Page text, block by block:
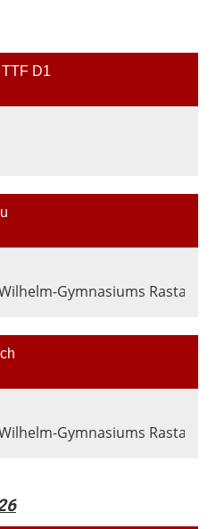
D1
Gymnasiums Rastatt,
Gymnasiums Rastatt,